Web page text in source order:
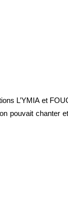
L’YMIA et
pouvait chanter